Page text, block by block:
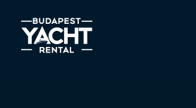
content